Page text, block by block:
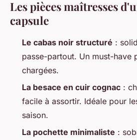
Les pièces maîtresses
capsule
Le cabas noir structuré :
passe-partout. Un must-have
chargées.
La besace en cuir cognac :
facile à assortir. Idéale pour
saison.
La pochette minimaliste :